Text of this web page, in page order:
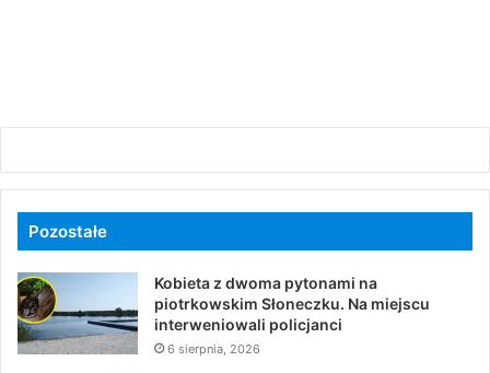
Pozostałe
Kobieta z dwoma pytonami na
piotrkowskim Słoneczku. Na miejscu
interweniowali policjanci
6 sierpnia, 2026